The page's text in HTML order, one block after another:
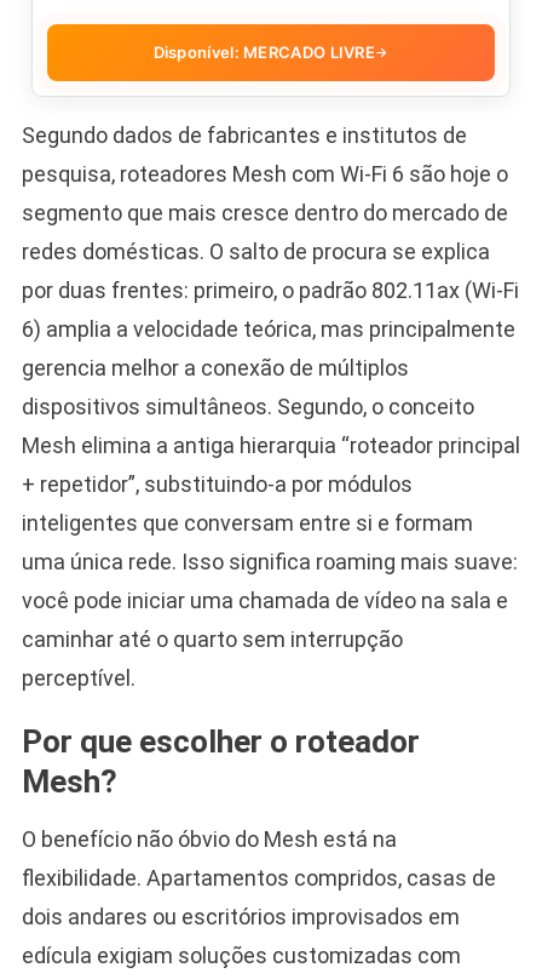
Disponível: MERCADO LIVRE→
Segundo dados de fabricantes e institutos de
pesquisa, roteadores Mesh com Wi-Fi 6 são hoje o
segmento que mais cresce dentro do mercado de
redes domésticas. O salto de procura se explica
por duas frentes: primeiro, o padrão 802.11ax (Wi-Fi
6) amplia a velocidade teórica, mas principalmente
gerencia melhor a conexão de múltiplos
dispositivos simultâneos. Segundo, o conceito
Mesh elimina a antiga hierarquia “roteador principal
+ repetidor”, substituindo-a por módulos
inteligentes que conversam entre si e formam
uma única rede. Isso significa roaming mais suave:
você pode iniciar uma chamada de vídeo na sala e
caminhar até o quarto sem interrupção
perceptível.
Por que escolher o roteador
Mesh?
O benefício não óbvio do Mesh está na
flexibilidade. Apartamentos compridos, casas de
dois andares ou escritórios improvisados em
edícula exigiam soluções customizadas com